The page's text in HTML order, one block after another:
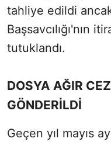
tahliye edildi
Başsavcılığı'nın
tutuklandı.
DOSYA AĞIR
GÖNDERİLDİ
Geçen yıl mayıs